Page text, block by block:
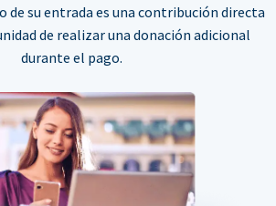
de su entrada es una contribución directa
de realizar una donación adicional
durante el pago.